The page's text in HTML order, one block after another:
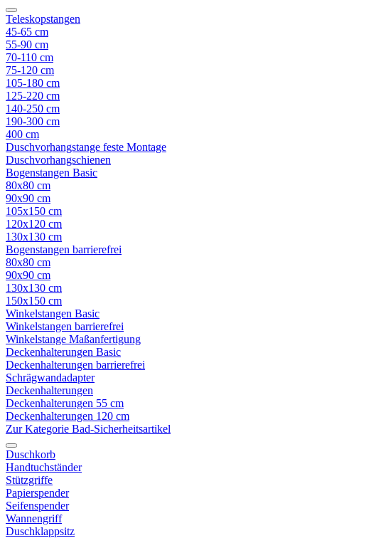
Teleskopstangen
45-65 cm
55-90 cm
70-110 cm
75-120 cm
105-180 cm
125-220 cm
140-250 cm
190-300 cm
400 cm
Duschvorhangstange feste Montage
Duschvorhangschienen
Bogenstangen Basic
80x80 cm
90x90 cm
105x150 cm
120x120 cm
130x130 cm
Bogenstangen barrierefrei
80x80 cm
90x90 cm
130x130 cm
150x150 cm
Winkelstangen Basic
Winkelstangen barrierefrei
Winkelstange Maßanfertigung
Deckenhalterungen Basic
Deckenhalterungen barrierefrei
Schrägwandadapter
Deckenhalterungen
Deckenhalterungen 55 cm
Deckenhalterungen 120 cm
Zur Kategorie Bad-Sicherheitsartikel
Duschkorb
Handtuchständer
Stützgriffe
Papierspender
Seifenspender
Wannengriff
Duschklappsitz